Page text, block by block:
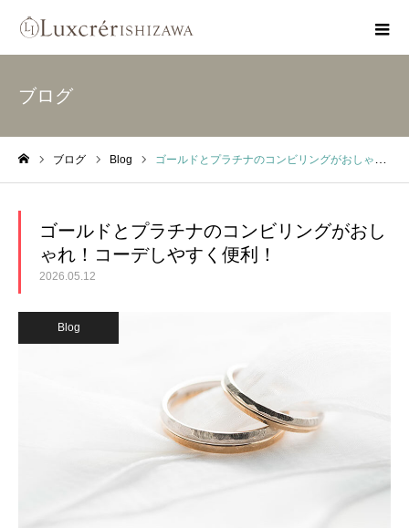
ブログ
ブログ Blog ゴールドとプラチナのコンビリングがおしゃれ！コーデしやすく便利！
ゴールドとプラチナのコンビリングがおし
ゃれ！コーデしやすく便利！
2026.05.12
Blog